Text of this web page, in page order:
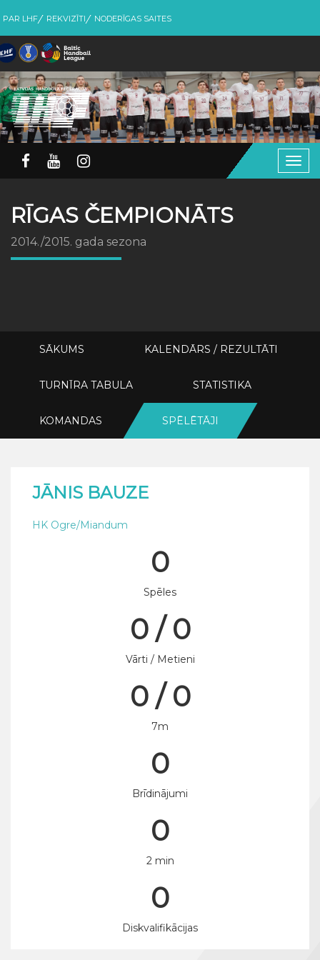
PAR LHF REKVIZĪTI NODERĪGAS SAITES
RĪGAS ČEMPIONĀTS
2014./2015. gada sezona
SĀKUMS KALENDĀRS / REZULTĀTI
TURNĪRA TABULA STATISTIKA
KOMANDAS SPĒLĒTĀJI
JĀNIS BAUZE
HK Ogre/Miandum
0
Spēles
0 / 0
Vārti / Metieni
0 / 0
7m
0
Brīdinājumi
0
2 min
0
Diskvalifikācijas